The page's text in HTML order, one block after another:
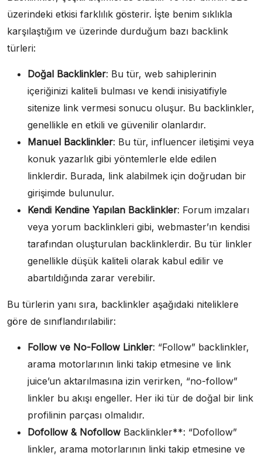
üzerindeki etkisi farklılık gösterir. İşte benim sıklıkla
karşılaştığım ve üzerinde durduğum bazı backlink
türleri:
Doğal Backlinkler: Bu tür, web sahiplerinin
içeriğinizi kaliteli bulması ve kendi inisiyatifiyle
sitenize link vermesi sonucu oluşur. Bu backlinkler,
genellikle en etkili ve güvenilir olanlardır.
Manuel Backlinkler: Bu tür, influencer iletişimi veya
konuk yazarlık gibi yöntemlerle elde edilen
linklerdir. Burada, link alabilmek için doğrudan bir
girişimde bulunulur.
Kendi Kendine Yapılan Backlinkler: Forum imzaları
veya yorum backlinkleri gibi, webmaster’ın kendisi
tarafından oluşturulan backlinklerdir. Bu tür linkler
genellikle düşük kaliteli olarak kabul edilir ve
abartıldığında zarar verebilir.
Bu türlerin yanı sıra, backlinkler aşağıdaki niteliklere
göre de sınıflandırılabilir:
Follow ve No-Follow Linkler: “Follow” backlinkler,
arama motorlarının linki takip etmesine ve link
juice’un aktarılmasına izin verirken, “no-follow”
linkler bu akışı engeller. Her iki tür de doğal bir link
profilinin parçası olmalıdır.
Dofollow & NofollowBacklinkler**: “Dofollow”
linkler, arama motorlarının linki takip etmesine ve